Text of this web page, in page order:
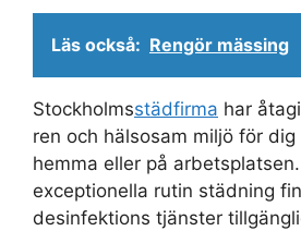
Läs också: Rengör mässing
Stockholmsstädfirma har
ren och hälsosam miljö för
hemma eller på
exceptionella rutin städning
desinfektions tjänster